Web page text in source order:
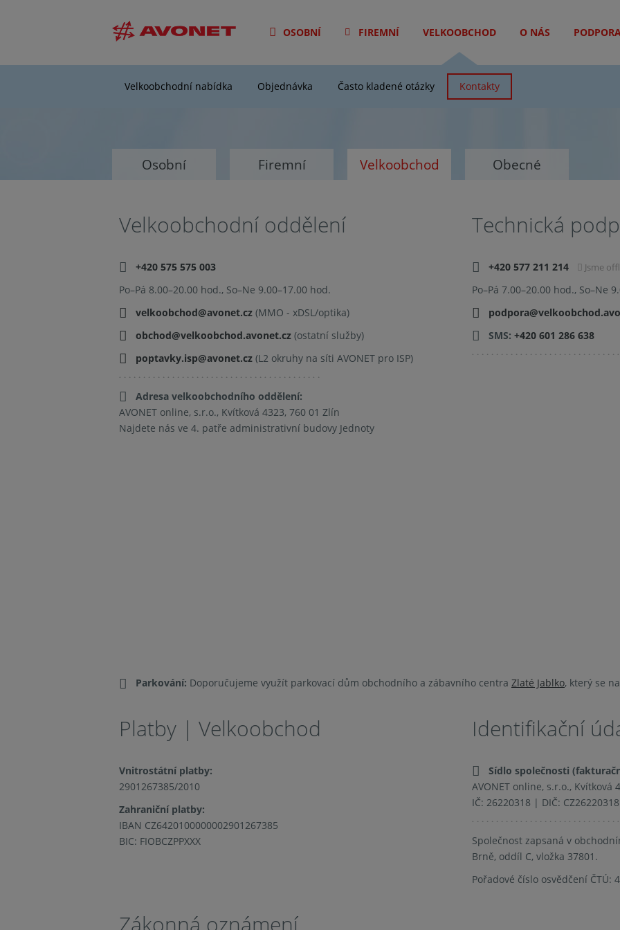
OSOBNÍ FIREMNÍ VELKOOBCHOD O NÁS
Velkoobchodní nabídka Objednávka Často kladené otázky Kontakty
Osobní Firemní Velkoobchod Obecné
Velkoobchodní oddělení
+420 575 575 003
Po–Pá 8.00–20.00 hod., So–Ne 9.00–17.00 hod.
velkoobchod@avonet.cz (MMO - xDSL/optika)
obchod@velkoobchod.avonet.cz (ostatní služby)
poptavky.isp@avonet.cz (L2 okruhy na síti AVONET pro ISP)
Adresa velkoobchodního oddělení:
AVONET online, s.r.o., Kvítková 4323, 760 01 Zlín
Najdete nás ve 4. patře administrativní budovy Jednoty
Technická
+420 577 211 214 Jsme
Po–Pá 7.00–20.00 hod., So–Ne
SMS: +420 601 286 638
Parkování: Doporučujeme využít parkovací dům obchodního a zábavního centra Zlaté Jablko, který se
Platby | Velkoobchod
Vnitrostátní platby:
2901267385/2010
Zahraniční platby:
IBAN CZ6420100000002901267385
BIC: FIOBCZPPXXX
Identifikační
Sídlo společnosti
AVONET online, s.r.o., Kvítková
IČ: 26220318 | DIČ: CZ26220318
Společnost zapsaná v
Brně, oddíl C, vložka 37801.
Pořadové číslo osvědčení ČTÚ:
Zákonná oznámení